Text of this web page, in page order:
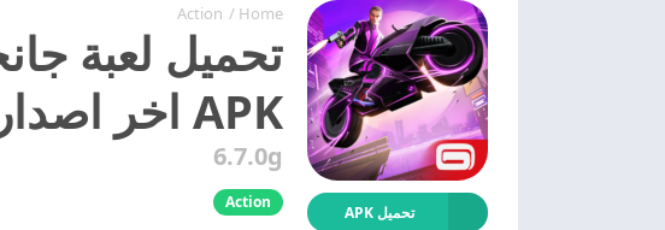
Home
/
Action
APK اخر اصدار
6.7.0g
Action
تحميل APK